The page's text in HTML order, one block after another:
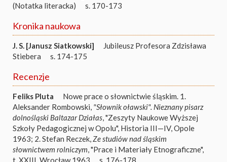
(Notatka literacka)
s. 170-173
Kronika naukowa
J. S. [Janusz Siatkowski]
Jubileusz Profesora Zdzisława
Stiebera
s. 174-175
Recenzje
Feliks Pluta
Nowe prace o słownictwie śląskim. 1.
Aleksander Rombowski, "Słownik oławski". Nieznany pisarz
dolnośląski Baltazar Działas , "Zeszyty Naukowe Wyższej
Szkoły Pedagogicznej w Opolu", Historia III—IV, Opole
1963; 2. Stefan Reczek, Ze studiów nad śląskim
słownictwem rolniczym , "Prace i Materiały Etnograficzne",
t. XXIII, Wrocław 1963
s. 176-178